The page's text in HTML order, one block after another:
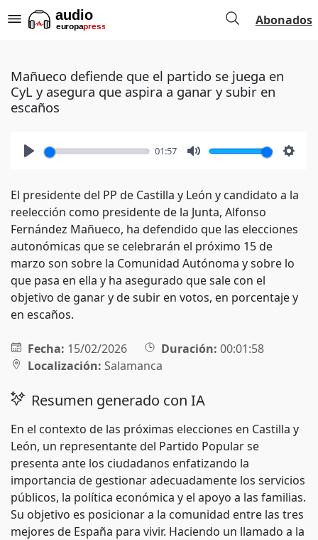
Abonados
Mañueco defiende que el partido se juega en
CyL y asegura que aspira a ganar y subir en
escaños
01:57
El presidente del PP de Castilla y León y candidato a la
reelección como presidente de la Junta, Alfonso
Fernández Mañueco, ha defendido que las elecciones
autonómicas que se celebrarán el próximo 15 de
marzo son sobre la Comunidad Autónoma y sobre lo
que pasa en ella y ha asegurado que sale con el
objetivo de ganar y de subir en votos, en porcentaje y
en escaños.
Fecha: 15/02/2026 Duración: 00:01:58
Localización: Salamanca
Resumen generado con IA
En el contexto de las próximas elecciones en Castilla y
León, un representante del Partido Popular se
presenta ante los ciudadanos enfatizando la
importancia de gestionar adecuadamente los servicios
públicos, la política económica y el apoyo a las familias.
Su objetivo es posicionar a la comunidad entre las tres
mejores de España para vivir. Haciendo un llamado a la